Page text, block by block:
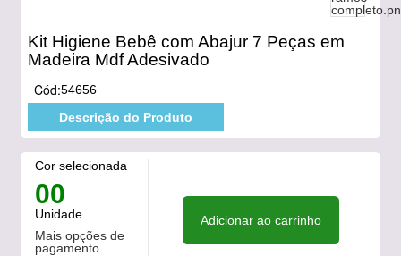
Kit Higiene Bebê com Abajur 7 Peças em
Madeira Mdf Adesivado
Cód:54656
Descrição do Produto
Cor selecionada
00
Unidade
Mais opções de
pagamento
Adicionar ao carrinho